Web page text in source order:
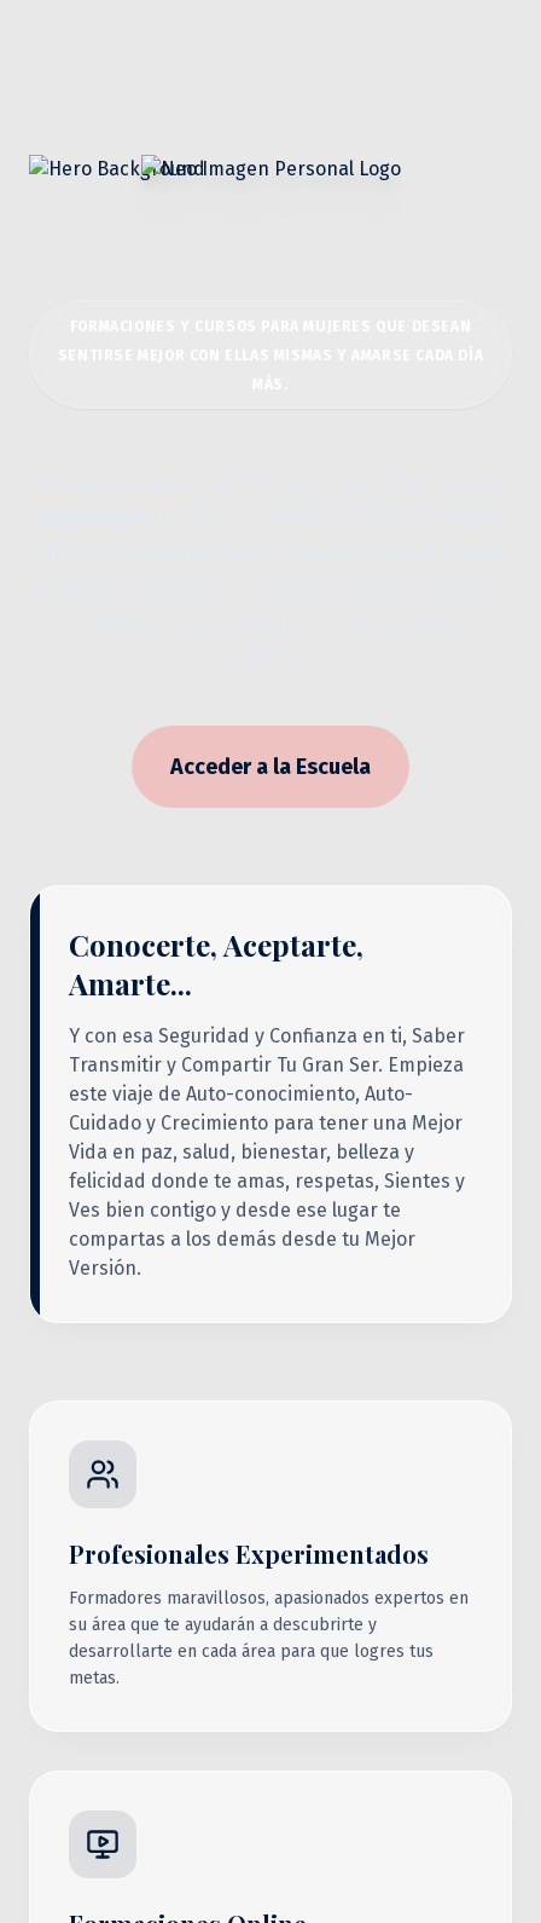
Neo Imagen Personal
Acceder a la Escuela
Conocerte, Aceptarte,
Amarte...
Y con esa Seguridad y Confianza en ti, Saber
Transmitir y Compartir Tu Gran Ser. Empieza
este viaje de Auto-conocimiento, Auto-
Cuidado y Crecimiento para tener una Mejor
Vida en paz, salud, bienestar, belleza y
felicidad donde te amas, respetas, Sientes y
Ves bien contigo y desde ese lugar te
compartas a los demás desde tu Mejor
Versión.
Profesionales Experimentados
Formadores maravillosos, apasionados expertos en
su área que te ayudarán a descubrirte y
desarrollarte en cada área para que logres tus
metas.